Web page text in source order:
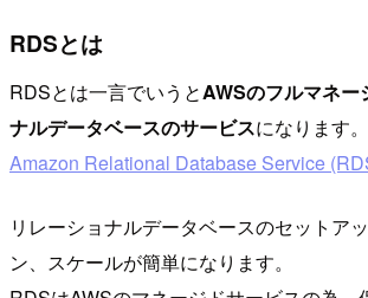
RDSとは
RDSとは一言でいうとAWSのフルマネー
ナルデータベースのサービスになります。
Amazon Relational Database Service
リレーショナルデータベースのセットア
ン、スケールが簡単になります。